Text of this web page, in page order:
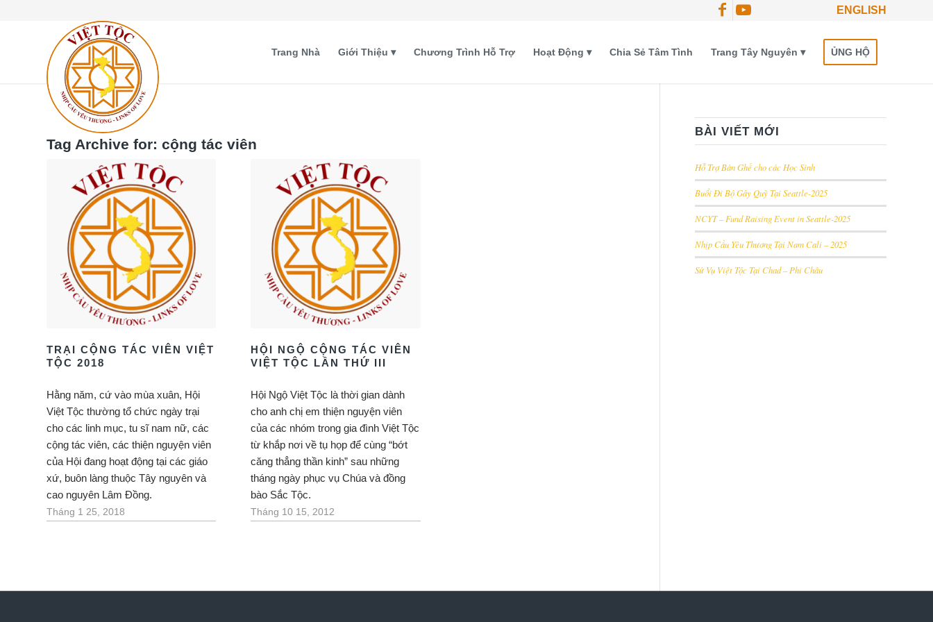
ENGLISH
Trang Nhà Giới Thiệu Chương Trình Hỗ Trợ Hoạt Động Chia Sẻ Tâm Tình Trang Tây Nguyên ỦNG HỘ
Tag Archive for: cộng tác viên
TRẠI CỘNG TÁC VIÊN VIỆT
TỘC 2018
Hằng năm, cứ vào mùa xuân, Hội
Việt Tộc thường tổ chức ngày trại
cho các linh mục, tu sĩ nam nữ, các
cộng tác viên, các thiện nguyện viên
của Hội đang hoạt động tại các giáo
xứ, buôn làng thuộc Tây nguyên và
cao nguyên Lâm Đồng.
Tháng 1 25, 2018
HỘI NGỘ CỘNG TÁC VIÊN
VIỆT TỘC LẦN THỨ III
Hội Ngộ Việt Tộc là thời gian dành
cho anh chị em thiện nguyện viên
của các nhóm trong gia đình Việt Tộc
từ khắp nơi về tụ họp để cùng “bớt
căng thẳng thần kinh” sau những
tháng ngày phục vụ Chúa và đồng
bào Sắc Tộc.
Tháng 10 15, 2012
BÀI VIẾT MỚI
Hỗ Trợ Bàn Ghế cho các Học Sinh
Buổi Đi Bộ Gây Quỹ Tại Seattle-2025
NCYT – Fund Raising Event in Seattle-2025
Nhịp Cầu Yêu Thương Tại Nam Cali – 2025
Sứ Vụ Việt Tộc Tại Chad – Phi Châu